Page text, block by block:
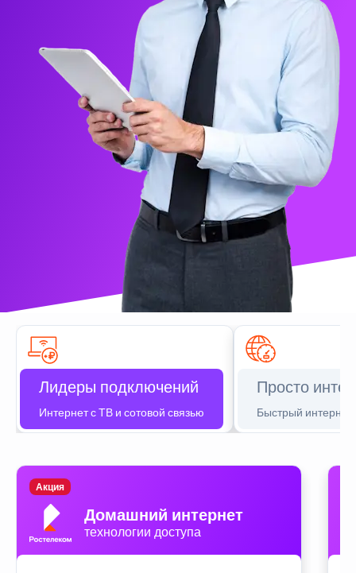
Лидеры подключений
Интернет с ТВ и сотовой связью
Просто
Быстрый интернет
Домашний интернет
технологии доступа
Акция